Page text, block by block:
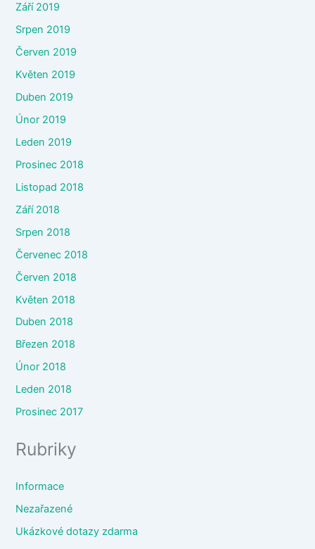
Září 2019
Srpen 2019
Červen 2019
Květen 2019
Duben 2019
Únor 2019
Leden 2019
Prosinec 2018
Listopad 2018
Září 2018
Srpen 2018
Červenec 2018
Červen 2018
Květen 2018
Duben 2018
Březen 2018
Únor 2018
Leden 2018
Prosinec 2017
Rubriky
Informace
Nezařazené
Ukázkové dotazy zdarma